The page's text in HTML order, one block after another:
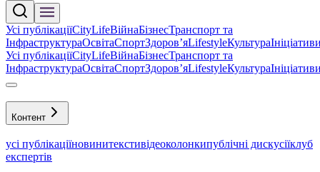
Усі публікаціїCityLifeВійнаБізнесТранспорт та
ІнфраструктураОсвітаСпортЗдоровʼяLifestyleКультура
Усі публікаціїCityLifeВійнаБізнесТранспорт та
ІнфраструктураОсвітаСпортЗдоровʼяLifestyleКультура
Контент
усі публікаціїновинитекстивідеоколонкипублічні дискусіїклуб
експертів